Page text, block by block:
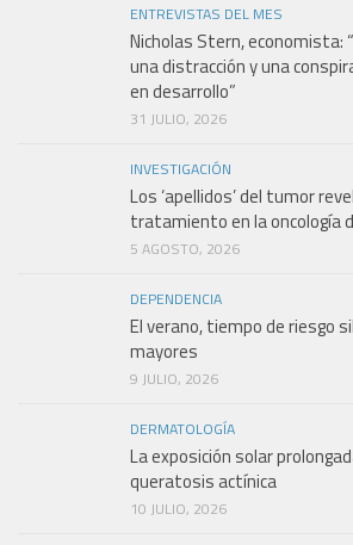
ENTREVISTAS DEL MES
Nicholas Stern, economista:
una distracción y una
en desarrollo”
31 JULIO, 2026
INVESTIGACIÓN
Los ‘apellidos’ del tumor
tratamiento en la oncología
5 AGOSTO, 2026
DEPENDENCIA
El verano, tiempo de riesgo
mayores
9 JULIO, 2026
DERMATOLOGÍA
La exposición solar
queratosis actínica
10 JULIO, 2026